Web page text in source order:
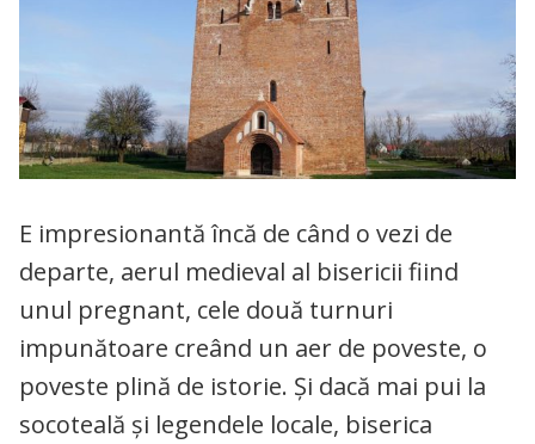
E impresionantă încă de când o vezi de
departe, aerul medieval al bisericii fiind
unul pregnant, cele două turnuri
impunătoare creând un aer de poveste, o
poveste plină de istorie. Și dacă mai pui la
socoteală și legendele locale, biserica